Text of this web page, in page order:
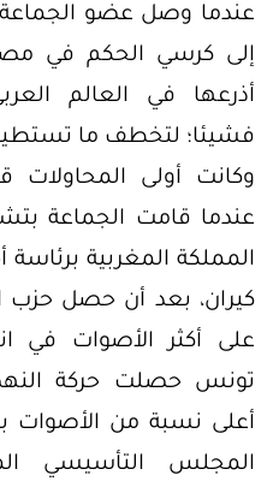
عندما وصل عضو الجماعة
أذرعها في العالم
فشيئا؛ لتخطف ما تستطيع
وكانت أولى
عندما قامت الجماعة
المملكة المغربية برئاسة
كيران، بعد أن حصل حزب
تونس حصلت حركة
المجلس التأسيسي